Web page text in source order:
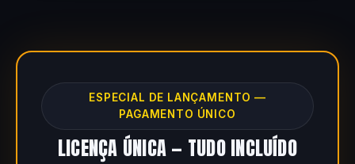
ESPECIAL DE LANÇAMENTO —
PAGAMENTO ÚNICO
LICENÇA ÚNICA — TUDO INCLUÍDO